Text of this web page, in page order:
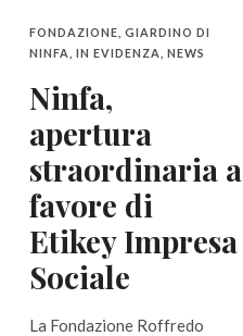
FONDAZIONE ,GIARDINO DI
NINFA
,IN EVIDENZA ,NEWS
Ninfa,
apertura
straordinaria a
favore di
Etikey Impresa
Sociale
La Fondazione Roffredo